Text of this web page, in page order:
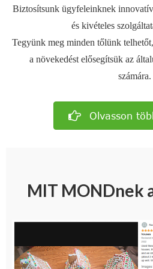
Biztosítsunk ügyfeleinknek
és kivételes
Tegyünk meg minden tőlünk
a növekedést elősegítsük az
számára.
Olvasson
MIT MONDnek
Amazon ügyfél